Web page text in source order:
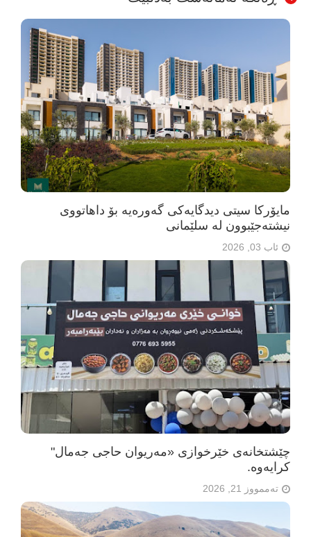
مایۆرکا سیتی دیدگایەکی گەورەیە بۆ داهاتووی
نیشتەجێبوون لە سلێمانی
ئاب 03, 2026
چێشتخانەی خێرخوازی «مەریوان حاجی جەمال"
كرایه‌وه‌.
تەممووز 21, 2026